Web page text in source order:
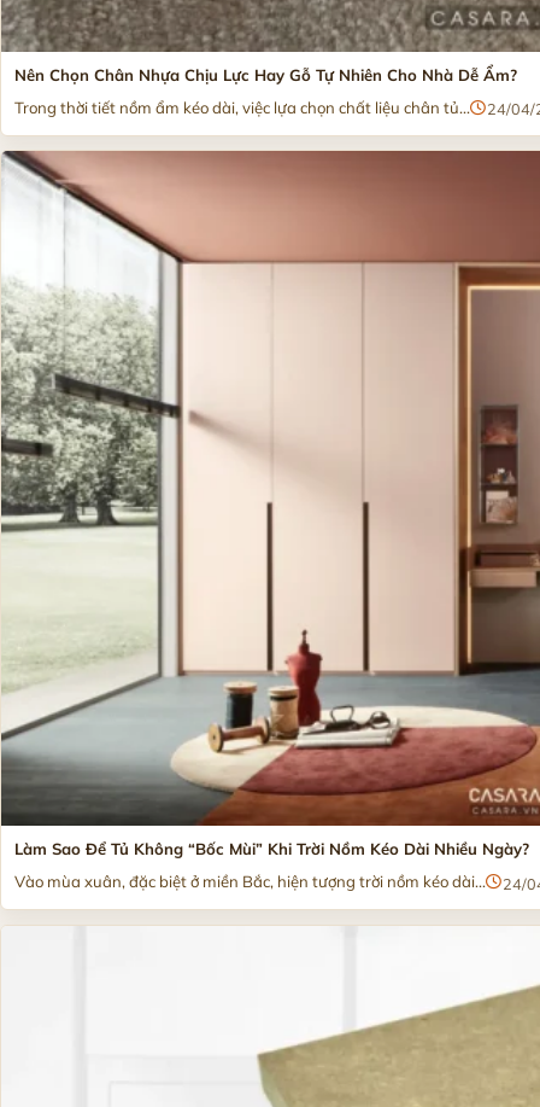
Nên Chọn Chân Nhựa Chịu Lực Hay Gỗ Tự Nhiên Cho Nhà Dễ Ẩm?
Trong thời tiết nồm ẩm kéo dài, việc lựa chọn chất liệu chân tủ...
24/04/
Làm Sao Để Tủ Không “Bốc Mùi” Khi Trời Nồm Kéo Dài Nhiều Ngày?
Vào mùa xuân, đặc biệt ở miền Bắc, hiện tượng trời nồm kéo dài...
24/